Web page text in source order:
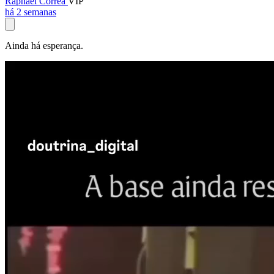
há 2 semanas
Ainda há esperança.